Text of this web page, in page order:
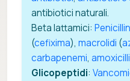
antibiotici naturali.
Beta lattamici:
(cefixima), macrolidi (
carbapenemi,
Glicopeptidi: